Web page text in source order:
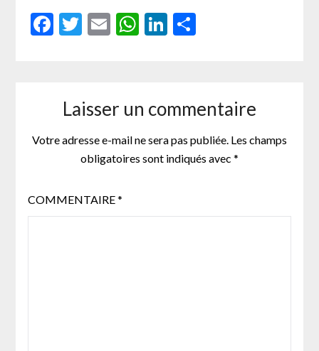
Facebook
Twitter
EmailWhatsApp
LinkedIn
Partager
Laisser un commentaire
Votre adresse e-mail ne sera pas publiée. Les champs
obligatoires sont indiqués avec *
COMMENTAIRE*